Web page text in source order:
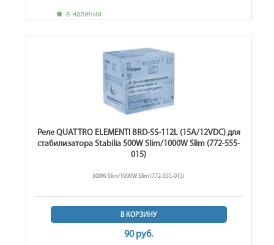
в наличии
Реле QUATTRO ELEMENTI BRD-SS-112L (15A/12VDC) для
стабилизатора Stabilia 500W Slim/1000W Slim (772-555-
015)
500W Slim/1000W Slim (772-555-015)
В КОРЗИНУ
90 руб.